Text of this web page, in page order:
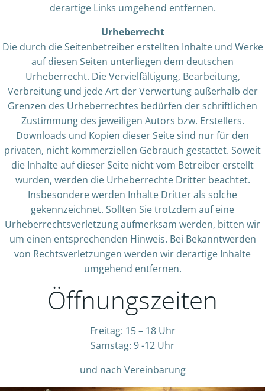
derartige Links umgehend entfernen.
Urheberrecht
Die durch die Seitenbetreiber erstellten Inhalte und Werke
auf diesen Seiten unterliegen dem deutschen
Urheberrecht. Die Vervielfältigung, Bearbeitung,
Verbreitung und jede Art der Verwertung außerhalb der
Grenzen des Urheberrechtes bedürfen der schriftlichen
Zustimmung des jeweiligen Autors bzw. Erstellers.
Downloads und Kopien dieser Seite sind nur für den
privaten, nicht kommerziellen Gebrauch gestattet. Soweit
die Inhalte auf dieser Seite nicht vom Betreiber erstellt
wurden, werden die Urheberrechte Dritter beachtet.
Insbesondere werden Inhalte Dritter als solche
gekennzeichnet. Sollten Sie trotzdem auf eine
Urheberrechtsverletzung aufmerksam werden, bitten wir
um einen entsprechenden Hinweis. Bei Bekanntwerden
von Rechtsverletzungen werden wir derartige Inhalte
umgehend entfernen.
Öffnungszeiten
Freitag: 15 – 18 Uhr
Samstag: 9 -12 Uhr
und nach Vereinbarung